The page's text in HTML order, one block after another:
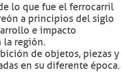
lo que fue el ferrocarril
a principios del siglo
e impacto
la región.
de objetos, piezas y
en su diferente época.